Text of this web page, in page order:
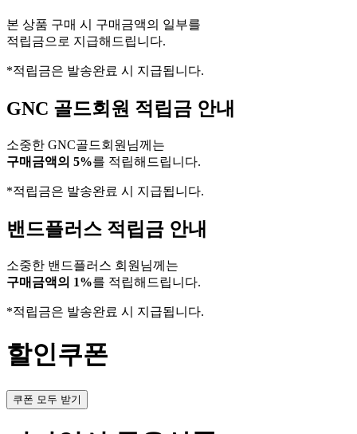
본 상품 구매 시 구매금액의 일부를
적립금으로 지급해드립니다.
*적립금은 발송완료 시 지급됩니다.
GNC 골드회원 적립금 안내
소중한 GNC골드회원님께는
구매금액의 5%를 적립해드립니다.
*적립금은 발송완료 시 지급됩니다.
밴드플러스 적립금 안내
소중한 밴드플러스 회원님께는
구매금액의 1%를 적립해드립니다.
*적립금은 발송완료 시 지급됩니다.
할인쿠폰
쿠폰 모두 받기